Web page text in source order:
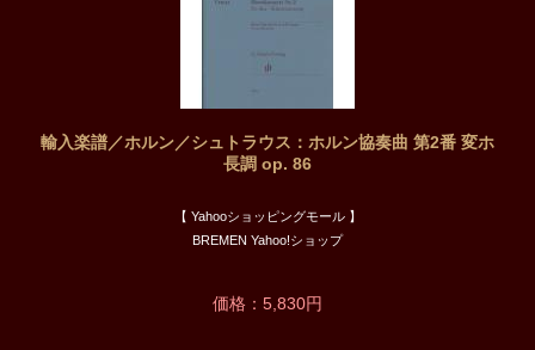
輸入楽譜／ホルン／シュトラウス：ホルン協奏曲 第2番 変ホ
長調 op. 86
【 Yahooショッピングモール 】
BREMEN Yahoo!ショップ
価格：5,830円